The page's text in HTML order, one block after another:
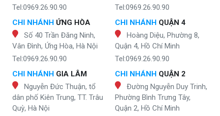
Tel:0969.26.90.90
CHI NHÁNH ỨNG HÒA
Số 40 Trần Đăng Ninh,
Vân Đình, Ứng Hòa, Hà Nội
Tel:0969.26.90.90
CHI NHÁNH GIA LÂM
Nguyễn Đức Thuận, tổ
dân phố Kiên Trung, TT. Trâu
Quỳ, Hà Nội
Tel:0969.26.90.90
CHI NHÁNH QUẬN 4
Hoàng Diệu, Phường 8,
Quận 4, Hồ Chí Minh
Tel:0969.26.90.90
CHI NHÁNH QUẬN 2
Đường Nguyễn Duy Trinh,
Phường Bình Trưng Tây,
Quận 2, Hồ Chí Minh